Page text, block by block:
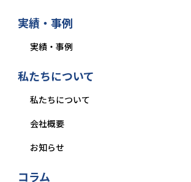
実績・事例
実績・事例
私たちについて
私たちについて
会社概要
お知らせ
コラム